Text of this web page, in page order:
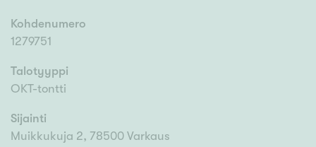
Kohdenumero
1279751
Talotyyppi
OKT-tontti
Sijainti
Muikkukuja 2, 78500 Varkaus